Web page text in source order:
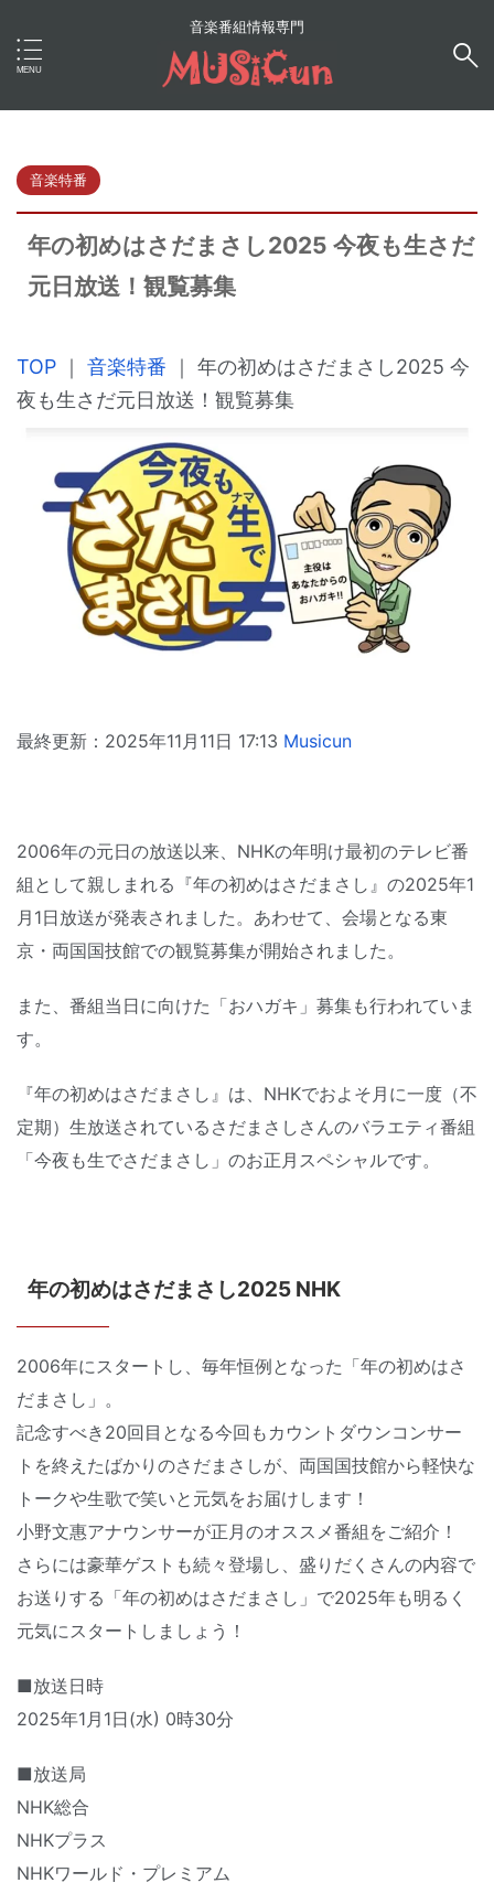
音楽番組情報専門
音楽特番
年の初めはさだまさし2025 今夜も生さだ
元日放送！観覧募集
TOP ｜ 音楽特番 ｜ 年の初めはさだまさし2025 今
夜も生さだ元日放送！観覧募集
最終更新：2025年11月11日 17:13 Musicun
2006年の元日の放送以来、NHKの年明け最初のテレビ番
組として親しまれる『年の初めはさだまさし』の2025年1
月1日放送が発表されました。あわせて、会場となる東
京・両国国技館での観覧募集が開始されました。
また、番組当日に向けた「おハガキ」募集も行われていま
す。
『年の初めはさだまさし』は、NHKでおよそ月に一度（不
定期）生放送されているさだまさしさんのバラエティ番組
「今夜も生でさだまさし」のお正月スペシャルです。
年の初めはさだまさし2025 NHK
2006年にスタートし、毎年恒例となった「年の初めはさ
だまさし」。
記念すべき20回目となる今回もカウントダウンコンサー
トを終えたばかりのさだまさしが、両国国技館から軽快な
トークや生歌で笑いと元気をお届けします！
小野文惠アナウンサーが正月のオススメ番組をご紹介！
さらには豪華ゲストも続々登場し、盛りだくさんの内容で
お送りする「年の初めはさだまさし」で2025年も明るく
元気にスタートしましょう！
■放送日時
2025年1月1日(水) 0時30分
■放送局
NHK総合
NHKプラス
NHKワールド・プレミアム